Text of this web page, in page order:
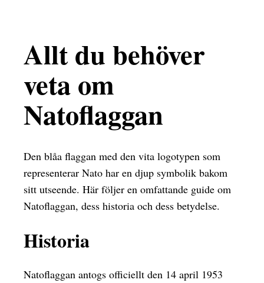
Allt du behöver
veta om
Natoflaggan
Den blåa flaggan med den vita logotypen som
representerar Nato har en djup symbolik bakom
sitt utseende. Här följer en omfattande guide om
Natoflaggan, dess historia och dess betydelse.
Historia
Natoflaggan antogs officiellt den 14 april 1953